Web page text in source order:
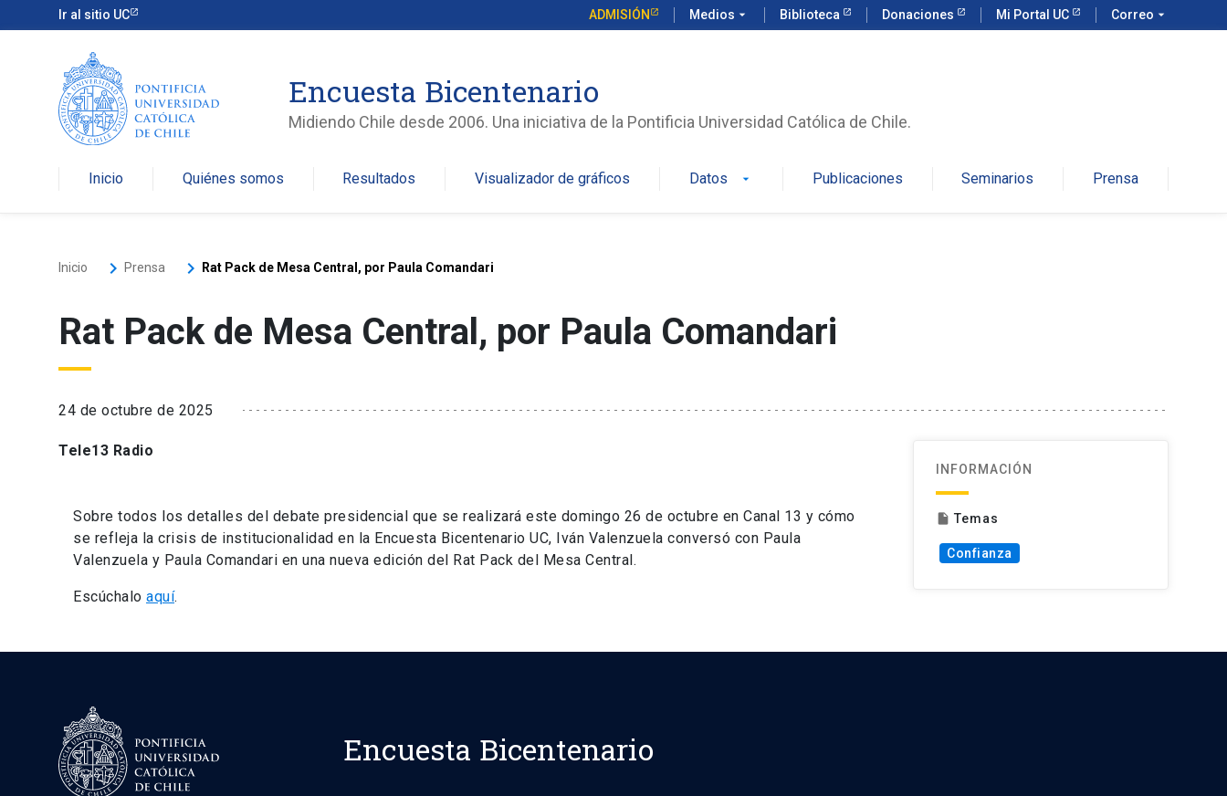
Ir al sitio UC ADMISIÓN Medios arrow_drop_down Biblioteca Donaciones Mi Portal UC Correo arrow_drop_down
Encuesta Bicentenario
Midiendo Chile desde 2006. Una iniciativa de la Pontificia Universidad Católica de Chile.
Inicio Quiénes somos Resultados Visualizador de gráficos Datos arrow_drop_down Publicaciones Seminarios Prensa
Inicio keyboard_arrow_right Prensa keyboard_arrow_right Rat Pack de Mesa Central, por Paula Comandari
Rat Pack de Mesa Central, por Paula Comandari
24 de octubre de 2025
Tele13 Radio
Sobre todos los detalles del debate presidencial que se realizará este domingo 26 de octubre en Canal 13 y cómo
se refleja la crisis de institucionalidad en la Encuesta Bicentenario UC, Iván Valenzuela conversó con Paula
Valenzuela y Paula Comandari en una nueva edición del Rat Pack del Mesa Central.
Escúchalo aquí.
INFORMACIÓN
insert_drive_file Temas
Confianza
Encuesta Bicentenario